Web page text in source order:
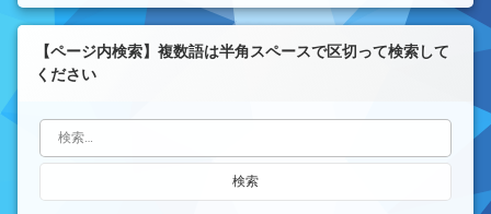
【ページ内検索】複数語は半角スペースで区切って検索して
ください
検索: